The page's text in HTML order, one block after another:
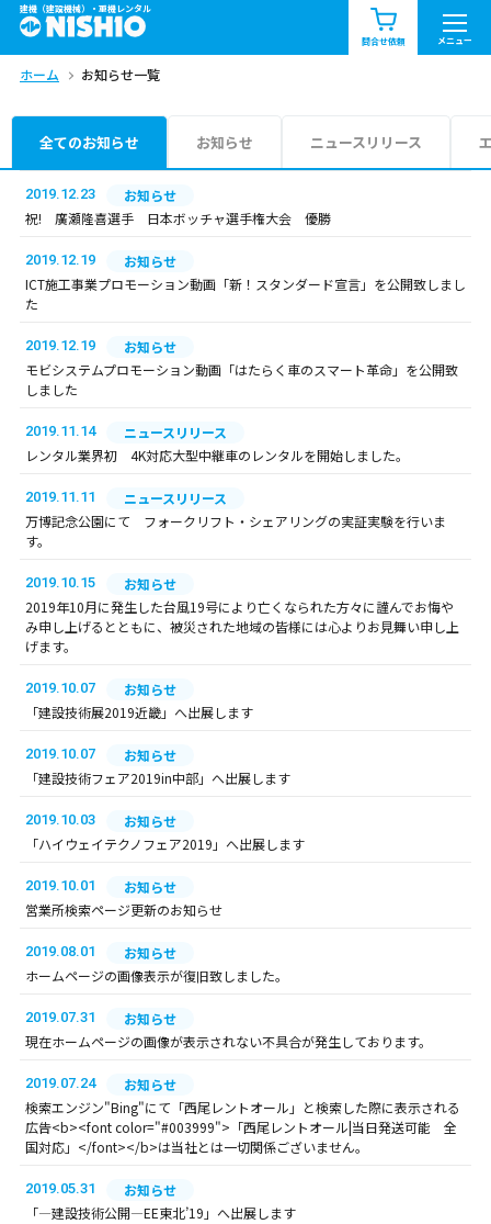
建機（建設機械）・重機レンタル
問合せ依頼 メニュー
商品一覧 お知らせ一覧
問合せ依頼リスト
エリア情報を見る
ホーム お知らせ一覧
全てのお知らせ お知らせ ニュースリリース
2019.12.23
お知らせ
祝! 廣瀬隆喜選手 日本ボッチャ選手権大会 優勝
2019.12.19
お知らせ
ICT施工事業プロモーション動画「新！スタンダード宣言」を公開致しまし
た
2019.12.19
お知らせ
モビシステムプロモーション動画「はたらく車のスマート革命」を公開致
しました
2019.11.14
ニュースリリース
レンタル業界初 4K対応大型中継車のレンタルを開始しました。
2019.11.11
ニュースリリース
万博記念公園にて フォークリフト・シェアリングの実証実験を行いま
す。
2019.10.15
お知らせ
2019年10月に発生した台風19号により亡くなられた方々に謹んでお悔や
み申し上げるとともに、被災された地域の皆様には心よりお見舞い申し上
げます。
2019.10.07
お知らせ
「建設技術展2019近畿」へ出展します
2019.10.07
お知らせ
「建設技術フェア2019in中部」へ出展します
2019.10.03
お知らせ
「ハイウェイテクノフェア2019」へ出展します
2019.10.01
お知らせ
営業所検索ページ更新のお知らせ
2019.08.01
お知らせ
ホームページの画像表示が復旧致しました。
2019.07.31
お知らせ
現在ホームページの画像が表示されない不具合が発生しております。
2019.07.24
お知らせ
検索エンジン"Bing"にて「西尾レントオール」と検索した際に表示される
広告<b><font color="#003999">「西尾レントオール|当日発送可能 全
国対応」</font></b>は当社とは一切関係ございません。
2019.05.31
お知らせ
「―建設技術公開―EE東北’19」へ出展します